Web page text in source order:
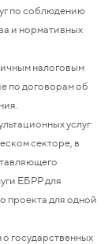
по соблюдению
и нормативных
налоговым
по договорам об
услуг
секторе, в
ЕБРР для
проекта для одной
государственных